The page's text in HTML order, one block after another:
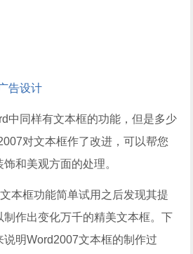
告设计
中同样有文本框的功能，但是多少
对文本框作了改进，可以帮您
和美观方面的处理。
本框功能简单试用之后发现其提
作出变化万千的精美文本框。下
明Word2007文本框的制作过